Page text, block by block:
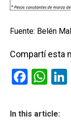
Fuente: Belén
Compartí esta
F
ce
W
at
In this article: